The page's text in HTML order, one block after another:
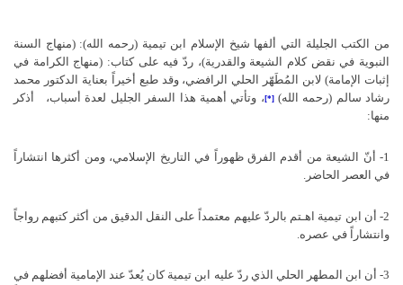
من الكتب الجليلة التي ألفها شيخ الإسلام ابن تيمية (رحمه الله): (منهاج السنة
النبوية في نقض كلام الشيعة والقدرية)، ردّ فيه على كتاب: (منهاج الكرامة في
إثبات الإمامة) لابن المُطَهّر الحلي الرافضي، وقد طبع أخيراً بعناية الدكتور محمد
رشاد سالم (رحمه الله)[*] ، وتأتي أهمية هذا السفر الجليل لعدة أسباب،
أذكر
منها:
1- أنّ الشيعة من أقدم الفرق ظهوراً في التاريخ الإسلامي، ومن أكثرها انتشاراً
في العصر الحاضر.
2- أن ابن تيمية اهـتم بالردّ عليهم معتمداً على النقل الدقيق من أكثر كتبهم رواجاً
وانتشاراً في عصره.
3- أن ابن المطهر الحلي الذي ردّ عليه ابن تيمية كان يُعدّ عند الإمامية أفضلهم في